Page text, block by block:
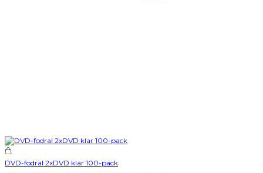
DVD-fodral 2xDVD klar 100-pack